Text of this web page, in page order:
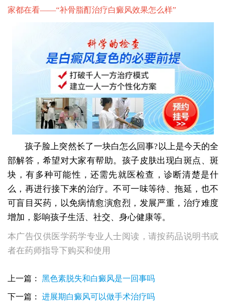
家都在看——“补骨脂酊治疗白癜风效果怎么样”
孩子脸上突然长了一块白怎么回事?以上是今天的全
部解答，希望对大家有帮助。孩子皮肤出现白斑点、斑
块，有多种可能性，还需先就医检查，诊断清楚是什
么，再进行接下来的治疗。不可一味等待、拖延，也不
可盲目买药，以免病情愈演愈烈，发展严重，治疗难度
增加，影响孩子生活、社交、身心健康等。
本广告仅供医学药学专业人士阅读，请按药品说明书或
者在药师指导下购买和使用
上一篇： 黑色素脱失和白癜风是一回事吗
下一篇： 进展期白癜风可以做手术治疗吗
孩子脸上有小白点是什么原因